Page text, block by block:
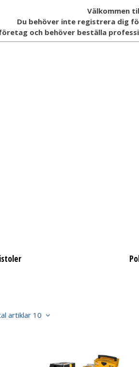
Välkommen
Du behöver inte registrera dig
och behöver beställa
artiklar 10